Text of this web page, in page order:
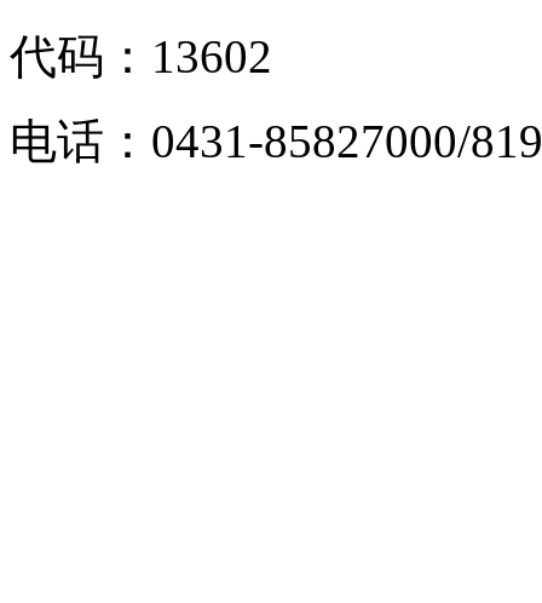
代码：13602
电话：0431-85827000/